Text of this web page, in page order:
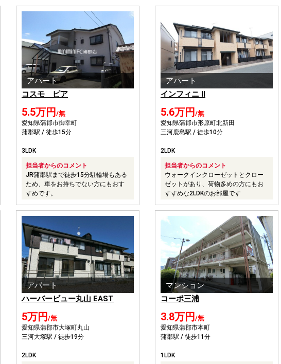
アパート
コスモ ピア
5.5万円 /無
愛知県蒲郡市御幸町
蒲郡駅 / 徒歩15分
3LDK
担当者からのコメント
JR蒲郡駅まで徒歩15分駐輪場もある
ため、車をお持ちでない方にもおす
すめです。
アパート
インフィニ II
5.6万円 /無
愛知県蒲郡市形原町北新田
三河鹿島駅 / 徒歩10分
2LDK
担当者からのコメント
ウォークインクローゼットとクロー
ゼットがあり、荷物多めの方にもお
すすめな2LDKのお部屋です
アパート
ハーバービュー丸山 EAST
5万円 /無
愛知県蒲郡市大塚町丸山
三河大塚駅 / 徒歩19分
2LDK
マンション
コーポ三浦
3.8万円 /無
愛知県蒲郡市本町
蒲郡駅 / 徒歩11分
1LDK